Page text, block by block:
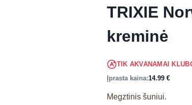
TRIXIE
kreminė
TIK AKVANAMAI
Įprasta kaina:14.99 €
Megztinis šuniui.